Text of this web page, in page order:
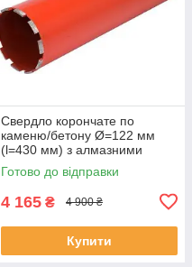
Свердло корончате по
каменю/бетону Ø=122 мм
(l=430 мм) з алмазними
кромками (хвостовик М32)
YATO YT-60377
Готово до відправки
4 165 ₴ 4 900 ₴
Купити